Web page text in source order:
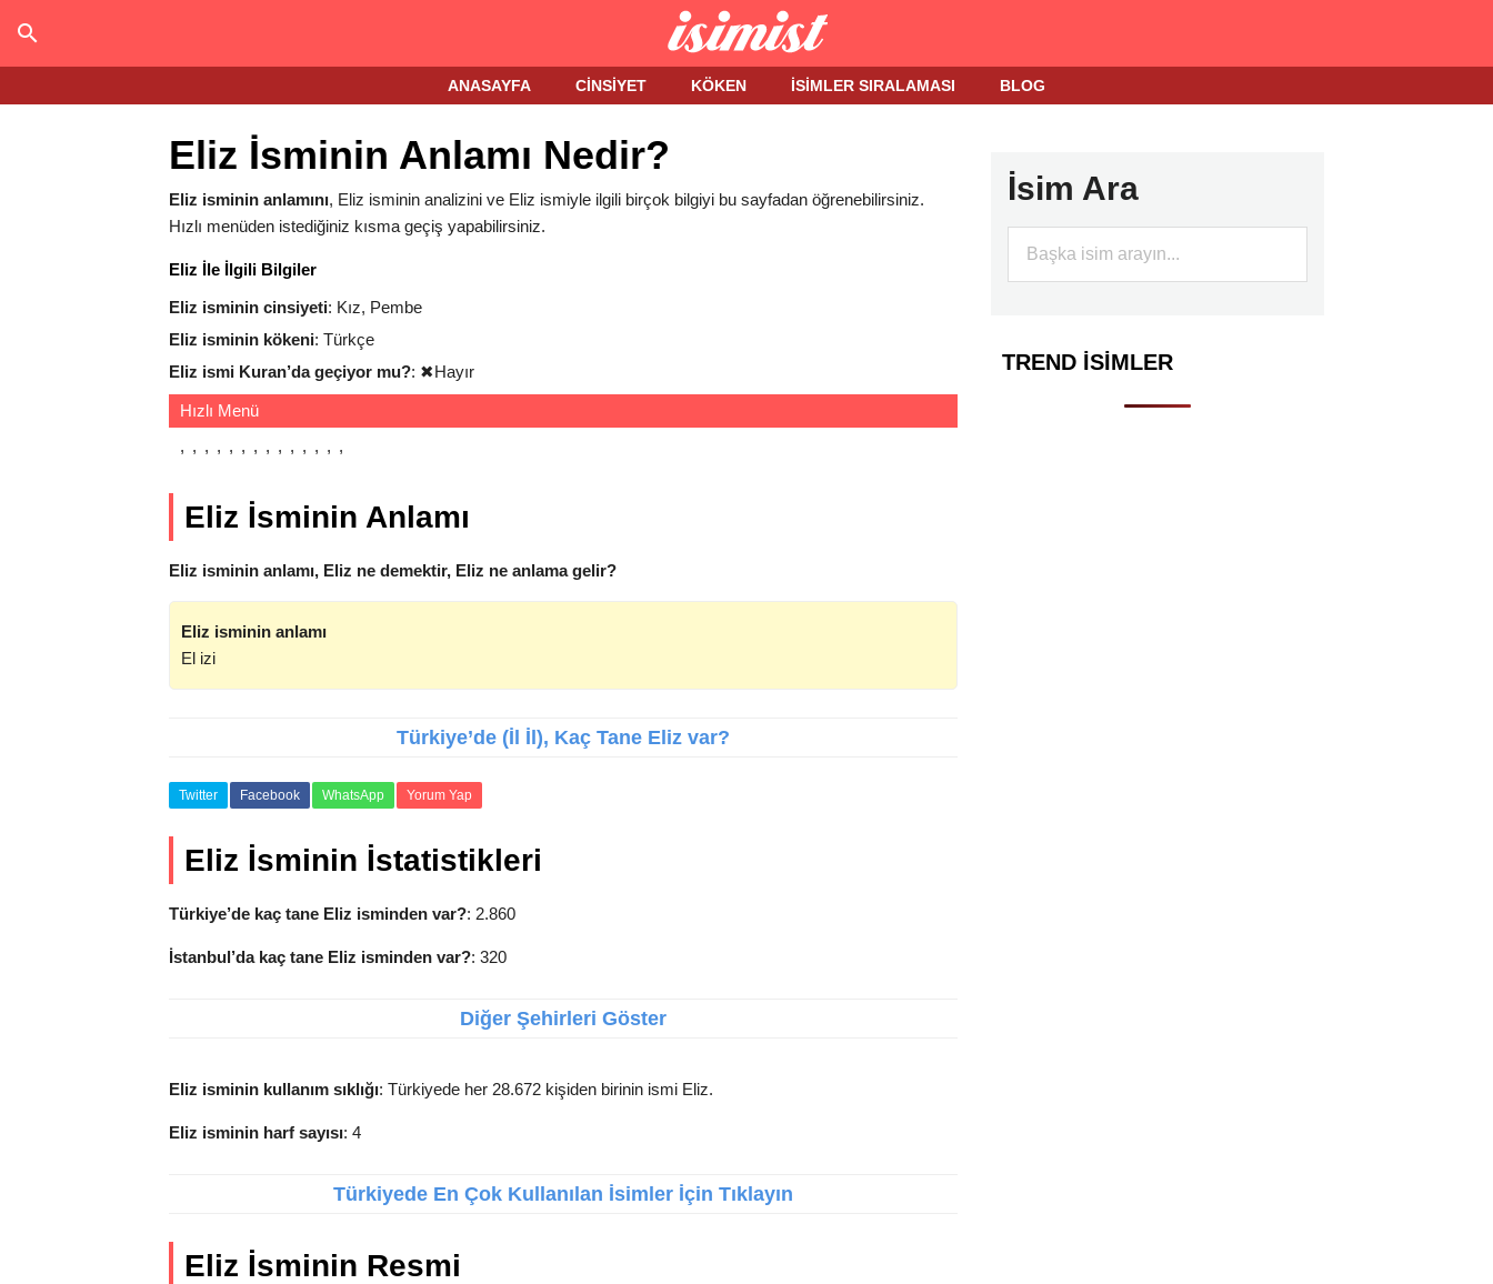
ANASAYFA CINSIYET KÖKEN İSIMLER SIRALAMASI BLOG
Eliz İsminin Anlamı Nedir?
Eliz isminin anlamını, Eliz isminin analizini ve Eliz ismiyle ilgili birçok bilgiyi bu sayfadan öğrenebilirsiniz.
Hızlı menüden istediğiniz kısma geçiş yapabilirsiniz.
Eliz İle İlgili Bilgiler
Eliz isminin cinsiyeti: Kız, Pembe
Eliz isminin kökeni: Türkçe
Eliz ismi Kuran’da geçiyor mu?: ✖Hayır
Hızlı Menü
Eliz İsminin Anlamı
Eliz isminin anlamı, Eliz ne demektir, Eliz ne anlama gelir?
Eliz isminin anlamı
El izi
Türkiye’de (İl İl), Kaç Tane Eliz var?
Twitter Facebook WhatsApp Yorum Yap
Eliz İsminin İstatistikleri
Türkiye’de kaç tane Eliz isminden var?: 2.860
İstanbul’da kaç tane Eliz isminden var?: 320
Diğer Şehirleri Göster
Eliz isminin kullanım sıklığı: Türkiyede her 28.672 kişiden birinin ismi Eliz.
Eliz isminin harf sayısı: 4
Türkiyede En Çok Kullanılan İsimler İçin Tıklayın
Eliz İsminin Resmi
İsim Ara
TREND İSIMLER